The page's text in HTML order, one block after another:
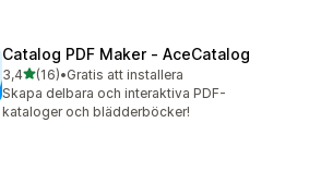
Catalog PDF Maker ‑ AceCatalog
3,4av 5 stjärnor
(16)
16 recensioner totalt
•Gratis att installera
Skapa delbara och interaktiva PDF-
kataloger och blädderböcker!